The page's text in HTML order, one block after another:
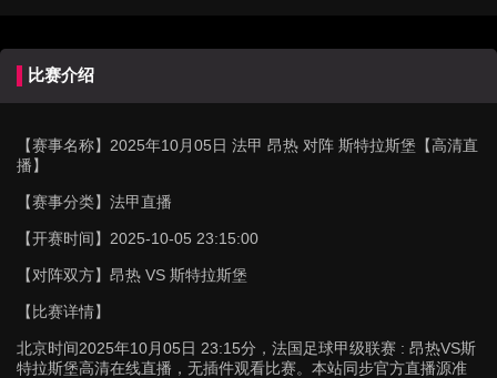
比赛介绍
【赛事名称】 2025年10月05日 法甲 昂热 对阵 斯特拉斯堡【高清直
播】
【赛事分类】 法甲直播
【开赛时间】 2025-10-05 23:15:00
【对阵双方】 昂热 VS 斯特拉斯堡
【比赛详情】
北京时间2025年10月05日 23:15分，法国足球甲级联赛 : 昂热VS斯
特拉斯堡高清在线直播，无插件观看比赛。本站同步官方直播源准